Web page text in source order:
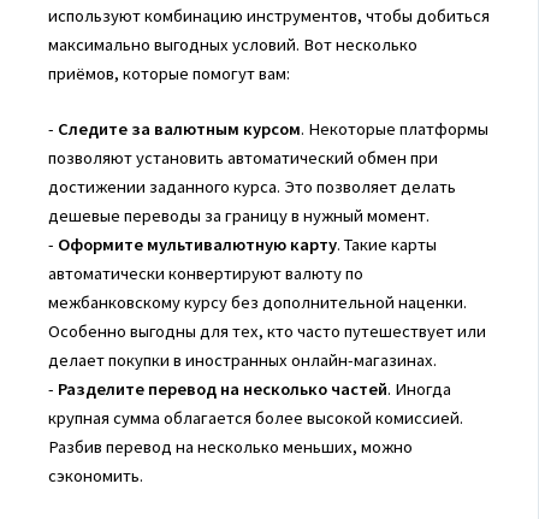
используют комбинацию инструментов, чтобы добиться
максимально выгодных условий. Вот несколько
приёмов, которые помогут вам:
- Следите за валютным курсом. Некоторые платформы
позволяют установить автоматический обмен при
достижении заданного курса. Это позволяет делать
дешевые переводы за границу в нужный момент.
- Оформите мультивалютную карту. Такие карты
автоматически конвертируют валюту по
межбанковскому курсу без дополнительной наценки.
Особенно выгодны для тех, кто часто путешествует или
делает покупки в иностранных онлайн-магазинах.
- Разделите перевод на несколько частей. Иногда
крупная сумма облагается более высокой комиссией.
Разбив перевод на несколько меньших, можно
сэкономить.